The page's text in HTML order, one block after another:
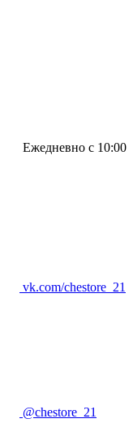
Ежедневно с 10:00
vk.com/chestore_21
@chestore_21